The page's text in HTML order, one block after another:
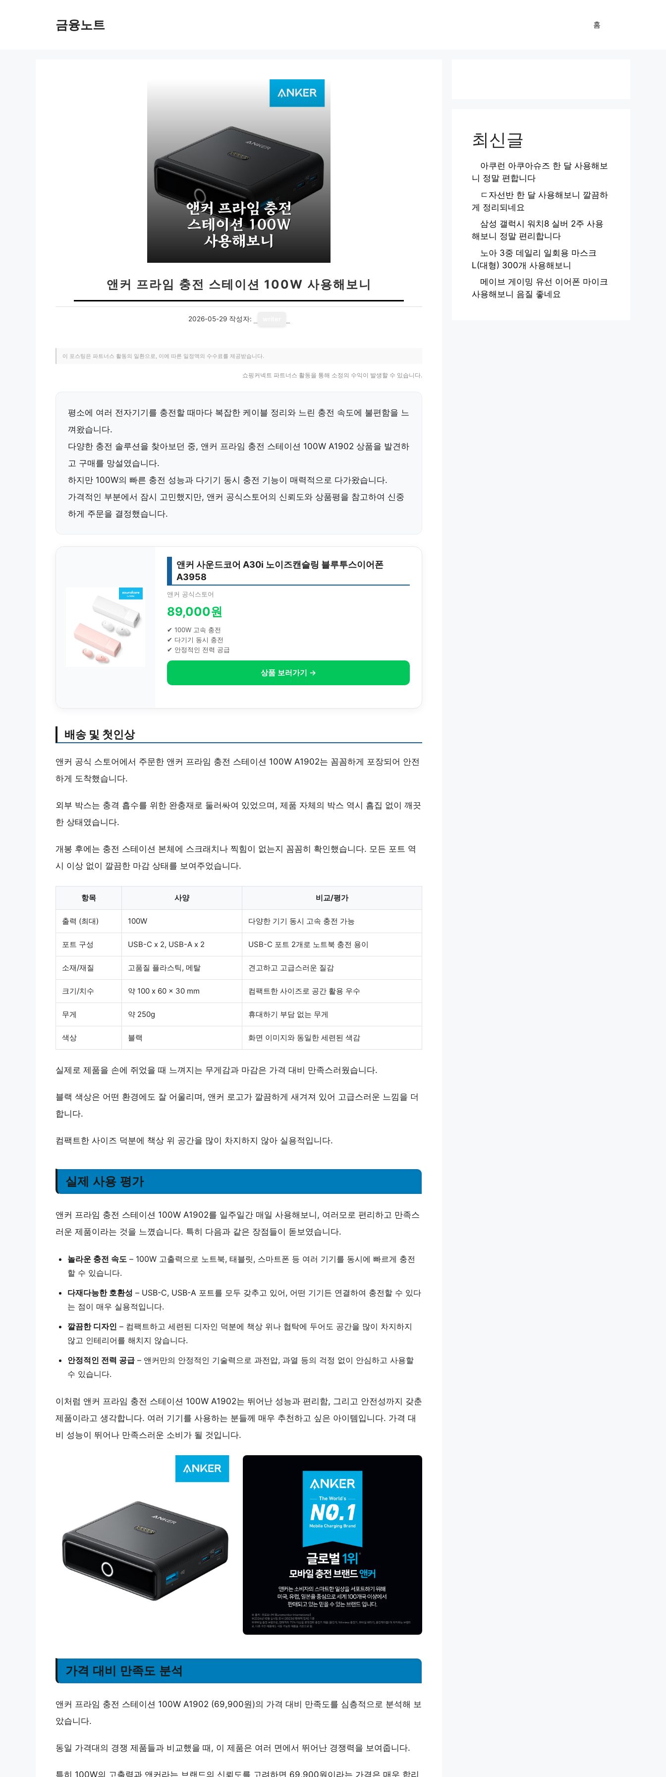
금융노트 홈
앤커 프라임 충전 스테이션 100W 사용해보니
2026-05-29 작성자:
이 포스팅은 파트너스 활동의 일환으로, 이에 따른 일정액의 수수료를 제공받습니다.
쇼핑커넥트 파트너스 활동을 통해 소정의 수익이 발생할 수 있습니다.
평소에 여러 전자기기를 충전할 때마다 복잡한 케이블 정리와 느린 충전 속도에 불편함을 느
껴왔습니다.
다양한 충전 솔루션을 찾아보던 중, 앤커 프라임 충전 스테이션 100W A1902 상품을 발견하
고 구매를 망설였습니다.
하지만 100W의 빠른 충전 성능과 다기기 동시 충전 기능이 매력적으로 다가왔습니다.
가격적인 부분에서 잠시 고민했지만, 앤커 공식스토어의 신뢰도와 상품평을 참고하여 신중
하게 주문을 결정했습니다.
앤커 사운드코어 A30i 노이즈캔슬링 블루투스이어폰
A3958
앤커 공식스토어
89,000원
✔ 100W 고속 충전
✔ 다기기 동시 충전
✔ 안정적인 전력 공급
상품 보러가기 →
배송 및 첫인상
앤커 공식 스토어에서 주문한 앤커 프라임 충전 스테이션 100W A1902는 꼼꼼하게 포장되어 안전
하게 도착했습니다.
외부 박스는 충격 흡수를 위한 완충재로 둘러싸여 있었으며, 제품 자체의 박스 역시 흠집 없이 깨끗
한 상태였습니다.
개봉 후에는 충전 스테이션 본체에 스크래치나 찍힘이 없는지 꼼꼼히 확인했습니다. 모든 포트 역
시 이상 없이 깔끔한 마감 상태를 보여주었습니다.
항목 사양 비교/평가
출력 (최대) 100W 다양한 기기 동시 고속 충전 가능
포트 구성 USB-C x 2, USB-A x 2 USB-C 포트 2개로 노트북 충전 용이
소재/재질 고품질 플라스틱, 메탈 견고하고 고급스러운 질감
크기/치수 약 100 x 60 x 30 mm 컴팩트한 사이즈로 공간 활용 우수
무게 약 250g 휴대하기 부담 없는 무게
색상 블랙 화면 이미지와 동일한 세련된 색감
실제로 제품을 손에 쥐었을 때 느껴지는 무게감과 마감은 가격 대비 만족스러웠습니다.
블랙 색상은 어떤 환경에도 잘 어울리며, 앤커 로고가 깔끔하게 새겨져 있어 고급스러운 느낌을 더
합니다.
컴팩트한 사이즈 덕분에 책상 위 공간을 많이 차지하지 않아 실용적입니다.
실제 사용 평가
앤커 프라임 충전 스테이션 100W A1902를 일주일간 매일 사용해보니, 여러모로 편리하고 만족스
러운 제품이라는 것을 느꼈습니다. 특히 다음과 같은 장점들이 돋보였습니다.
놀라운 충전 속도 – 100W 고출력 으로 노트북, 태블릿, 스마트폰 등 여러 기기를 동시에 빠르게 충전
할 수 있습니다.
다재다능한 호환성 – USB-C, USB-A 포트를 모두 갖추고 있어, 어떤 기기든 연결하여 충전할 수 있다
는 점이 매우 실용적입니다.
깔끔한 디자인 – 컴팩트하고 세련된 디자인 덕분에 책상 위나 협탁에 두어도 공간을 많이 차지하지
않고 인테리어를 해치지 않습니다.
안정적인 전력 공급 – 앤커만의 안정적인 기술력 으로 과전압, 과열 등의 걱정 없이 안심하고 사용할
수 있습니다.
이처럼 앤커 프라임 충전 스테이션 100W A1902는 뛰어난 성능과 편리함, 그리고 안전성까지 갖춘
제품이라고 생각합니다. 여러 기기를 사용하는 분들께 매우 추천하고 싶은 아이템입니다. 가격 대
비 성능이 뛰어나 만족스러운 소비가 될 것입니다.
가격 대비 만족도 분석
앤커 프라임 충전 스테이션 100W A1902 (69,900원)의 가격 대비 만족도를 심층적으로 분석해 보
았습니다.
동일 가격대의 경쟁 제품들과 비교했을 때, 이 제품은 여러 면에서 뛰어난 경쟁력을 보여줍니다.
특히 100W의 고출력과 앤커라는 브랜드의 신뢰도를 고려하면 69,900원이라는 가격은 매우 합리
최신글
아쿠런 아쿠아슈즈 한 달 사용해보
니 정말 편합니다
ㄷ자선반 한 달 사용해보니 깔끔하
게 정리되네요
삼성 갤럭시 워치8 실버 2주 사용
해보니 정말 편리합니다
노아 3중 데일리 일회용 마스크
L(대형) 300개 사용해보니
메이브 게이밍 유선 이어폰 마이크
사용해보니 음질 좋네요